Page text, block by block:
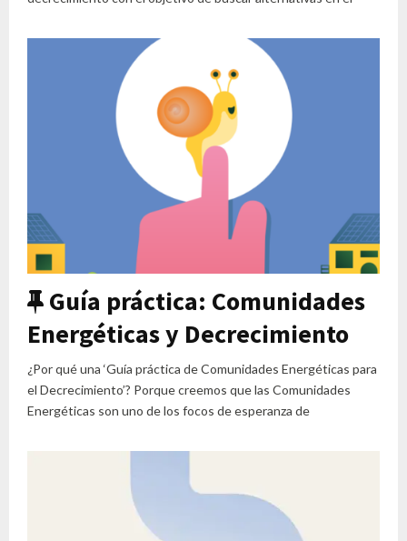
Featured
Guía práctica: Comunidades
Energéticas y Decrecimiento
¿Por qué una ‘Guía práctica de Comunidades Energéticas para
el Decrecimiento’? Porque creemos que las Comunidades
Energéticas son uno de los focos de esperanza de